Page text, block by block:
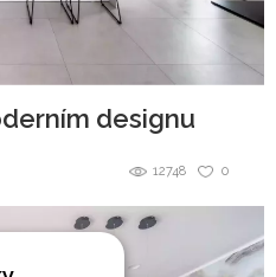
designu
0
12748